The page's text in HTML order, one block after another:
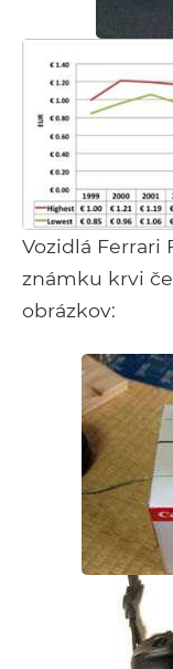
Vozidlá Ferrari
známku krvi
obrázkov: